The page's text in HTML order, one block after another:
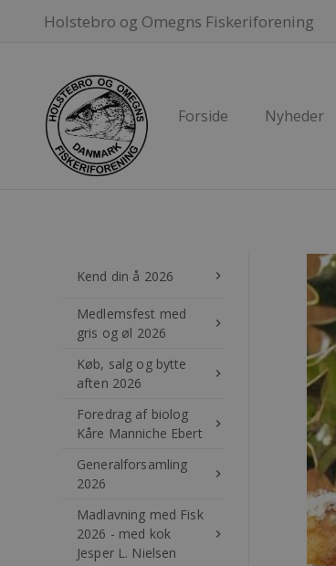
Holstebro og Omegns Fiskeriforening
Forside Nyheder
Kend din å 2026 keyboard_arrow_right
Medlemsfest med
gris og øl 2026
keyboard_arrow_right
Køb, salg og bytte
aften 2026
keyboard_arrow_right
Foredrag af biolog
Kåre Manniche Ebert
keyboard_arrow_right
Generalforsamling
2026
keyboard_arrow_right
Madlavning med Fisk
2026 - med kok
Jesper L. Nielsen
keyboard_arrow_right